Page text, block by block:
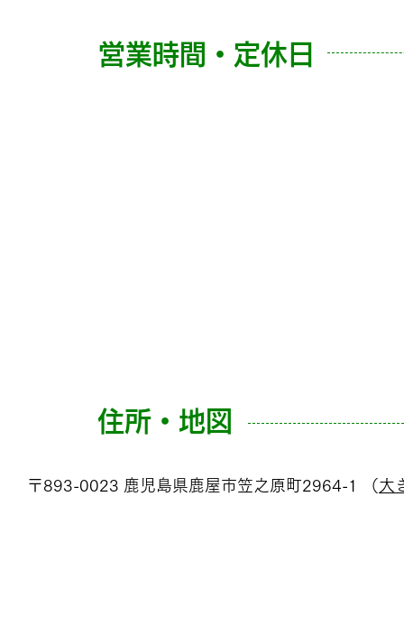
営業時間・定休日
住所・地図
〒893-0023 鹿児島県鹿屋市笠之原町2964-1 （大